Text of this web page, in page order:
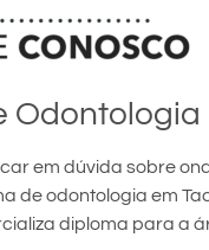
Odontologia
em dúvida sobre
de odontologia em
diploma para a